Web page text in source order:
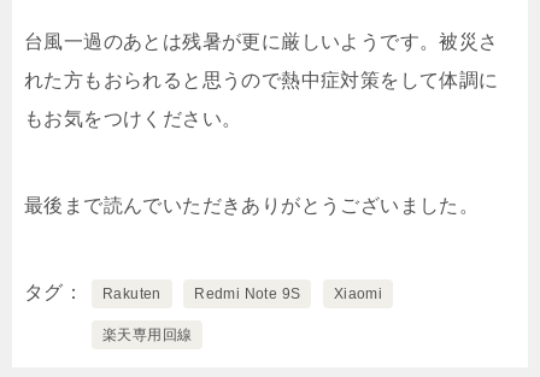
台風一過のあとは残暑が更に厳しいようです。被災さ
れた方もおられると思うので熱中症対策をして体調に
もお気をつけください。
最後まで読んでいただきありがとうございました。
タグ Rakuten Redmi Note 9S Xiaomi
楽天専用回線